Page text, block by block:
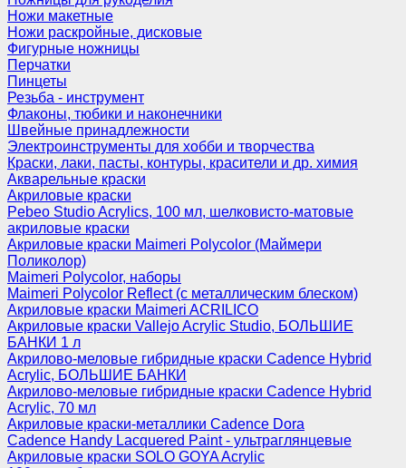
Ножи макетные
Ножи раскройные, дисковые
Фигурные ножницы
Перчатки
Пинцеты
Резьба - инструмент
Флаконы, тюбики и наконечники
Швейные принадлежности
Электроинструменты для хобби и творчества
Краски, лаки, пасты, контуры, красители и др. химия
Акварельные краски
Акриловые краски
Pebeo Studio Acrylics, 100 мл, шелковисто-матовые
акриловые краски
Акриловые краски Maimeri Polycolor (Маймери
Поликолор)
Maimeri Polycolor, наборы
Maimeri Polycolor Reflect (с металлическим блеском)
Акриловые краски Maimeri ACRILICO
Акриловые краски Vallejo Acrylic Studio, БОЛЬШИЕ
БАНКИ 1 л
Акрилово-меловые гибридные краски Cadence Hybrid
Acrylic, БОЛЬШИЕ БАНКИ
Акрилово-меловые гибридные краски Cadence Hybrid
Acrylic, 70 мл
Акриловые краски-металлики Cadence Dora
Cadence Handy Lacquered Paint - ультраглянцевые
Акриловые краски SOLO GOYA Acrylic